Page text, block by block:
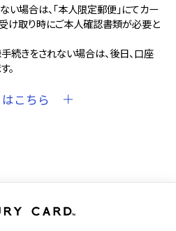
い場合は、「本人限定郵便」にてカー
受け取り時にご本人確認書類が必要と
続きをされない場合は、後日、口座
。
こちら